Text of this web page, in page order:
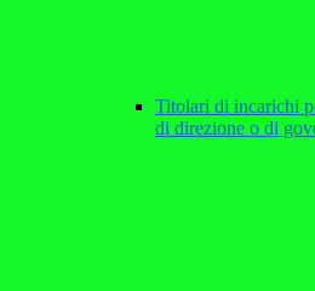
Titolari di incarichi
di direzione o di